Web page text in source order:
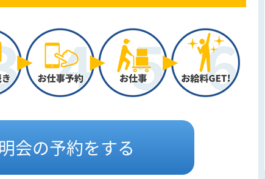
会の予約をする
運営...
やご案内
作業内容
イベントスタッフ 会場設営撤去
勤務地
一都三県
詳細情報
・テントの設営・撤去 ・展示会の
このお仕事を詳しく